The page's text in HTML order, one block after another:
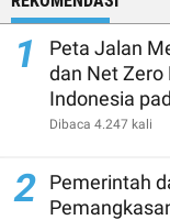
1
Peta Jalan
dan Net Zero
Indonesia
Dibaca 4.247 kali
2
Pemerintah